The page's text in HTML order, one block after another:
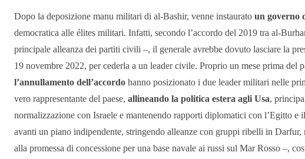
Dopo la deposizione manu militari di al-Bashir, venne instaurato un governo
democratica alle élites militari. Infatti, secondo l’accordo del 2019 tra al-
principale alleanza dei partiti civili –, il generale avrebbe dovuto lasciare la
19 novembre 2022, per cederla a un leader civile. Proprio un mese prima del
l’annullamento dell’accordo hanno posizionato i due leader militari nelle
vero rappresentante del paese, allineando la politica estera agli Usa,
normalizzazione con Israele e mantenendo rapporti diplomatici con l’Egitto
avanti un piano indipendente, stringendo alleanze con gruppi ribelli in
alla promessa di concessione per una base navale ai russi sul Mar Rosso –,